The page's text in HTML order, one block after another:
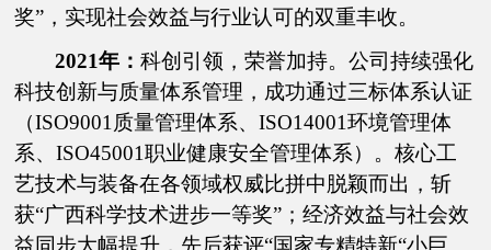
奖”，实现社会效益与行业认可的双重丰收。
2021年：科创引领，荣誉加持。公司持续强化
科技创新与质量体系管理，成功通过三标体系认证
（ISO9001质量管理体系、ISO14001环境管理体
系、ISO45001职业健康安全管理体系）。核心工
艺技术与装备在各领域权威比拼中脱颖而出，斩
获“广西科学技术进步一等奖”；经济效益与社会效
益同步大幅提升，先后获评“国家专精特新“小巨